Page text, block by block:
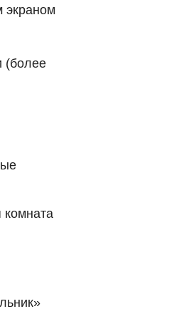
экраном
(более
комната